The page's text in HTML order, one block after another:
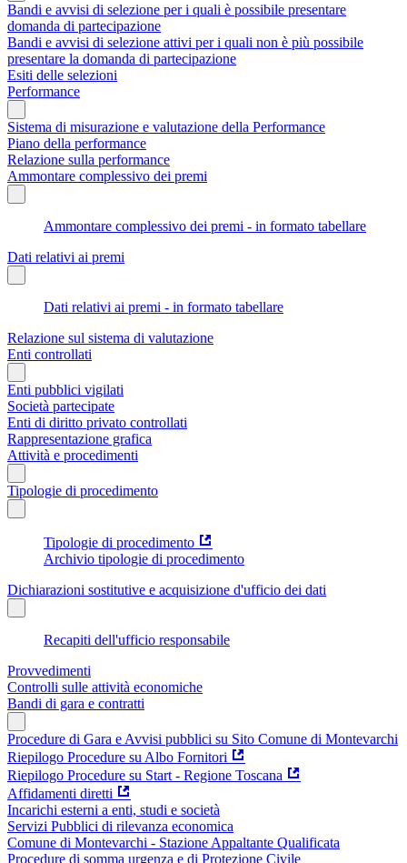
Bandi e avvisi di selezione per i quali è possibile presentare
domanda di partecipazione
Bandi e avvisi di selezione attivi per i quali non è più possibile
presentare la domanda di partecipazione
Esiti delle selezioni
Performance
Sistema di misurazione e valutazione della Performance
Piano della performance
Relazione sulla performance
Ammontare complessivo dei premi
Ammontare complessivo dei premi - in formato tabellare
Dati relativi ai premi
Dati relativi ai premi - in formato tabellare
Relazione sul sistema di valutazione
Enti controllati
Enti pubblici vigilati
Società partecipate
Enti di diritto privato controllati
Rappresentazione grafica
Attività e procedimenti
Tipologie di procedimento
Tipologie di procedimento
Archivio tipologie di procedimento
Dichiarazioni sostitutive e acquisizione d'ufficio dei dati
Recapiti dell'ufficio responsabile
Provvedimenti
Controlli sulle attività economiche
Bandi di gara e contratti
Procedure di Gara e Avvisi pubblici su Sito Comune di Montevarchi
Riepilogo Procedure su Albo Fornitori
Riepilogo Procedure su Start - Regione Toscana
Affidamenti diretti
Incarichi esterni a enti, studi e società
Servizi Pubblici di rilevanza economica
Comune di Montevarchi - Stazione Appaltante Qualificata
Procedure di somma urgenza e di Protezione Civile